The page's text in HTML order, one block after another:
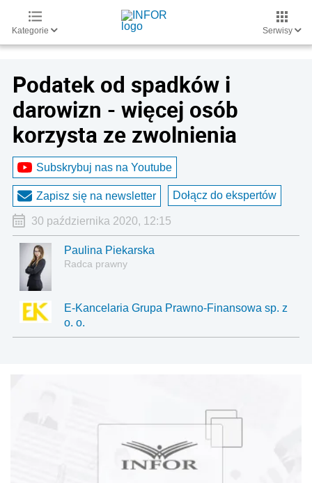
Kategorie Serwisy
Podatek od spadków i
darowizn - więcej osób
korzysta ze zwolnienia
Subskrybuj nas na Youtube
Zapisz się na newsletter Dołącz do ekspertów
30 października 2020, 12:15
Paulina Piekarska
Radca prawny
E-Kancelaria Grupa Prawno-Finansowa sp. z
o. o.